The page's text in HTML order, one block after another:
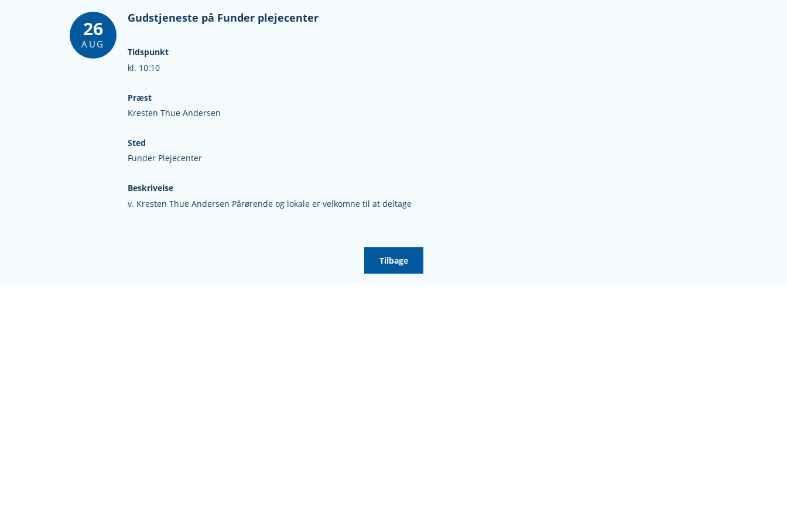
26
AUG
Gudstjeneste på Funder plejecenter
Tidspunkt
kl. 10:10
Præst
Kresten Thue Andersen
Sted
Funder Plejecenter
Beskrivelse
v. Kresten Thue Andersen Pårørende og lokale er velkomne til at deltage
Tilbage